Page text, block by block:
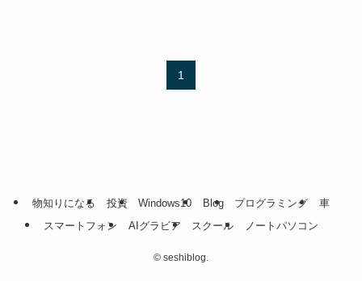
1
物知りになる 投資 Windows10 Blog プログラミング
車
スマートフォン
AIグラビア スクール ノートパソコン
© seshiblog.